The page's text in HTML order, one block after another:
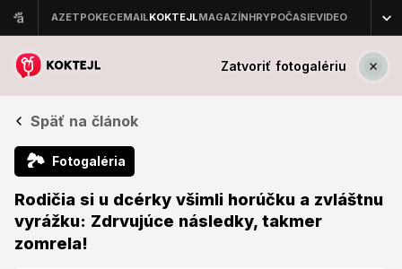
Zatvoriť fotogalériu
Späť na článok
🏞 Fotogaléria
Rodičia si u dcérky všimli horúčku a zvláštnu
vyrážku: Zdrvujúce následky, takmer
zomrela!